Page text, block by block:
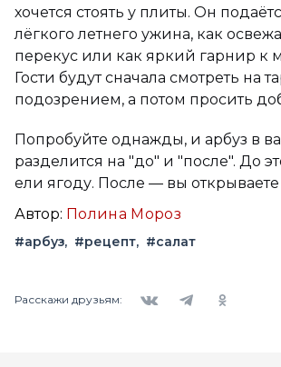
хочется стоять у плиты. Он
лёгкого летнего ужина, как
перекус или как яркий гарнир к
Гости будут сначала смотреть на
подозрением, а потом просить
Попробуйте однажды, и арбуз в
разделится на "до" и "после". До
ели ягоду. После — вы
Автор: Полина Мороз
#арбуз #рецепт #салат
Расскажи друзьям: